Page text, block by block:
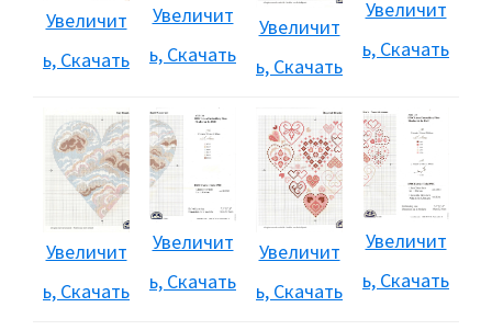
Увеличит
ь, Скачать
Увеличит
ь, Скачать
Увеличит
ь, Скачать
Увеличит
ь, Скачать
Увеличит
ь, Скачать
Увеличит
ь, Скачать
Увеличит
ь, Скачать
Увеличит
ь, Скачать